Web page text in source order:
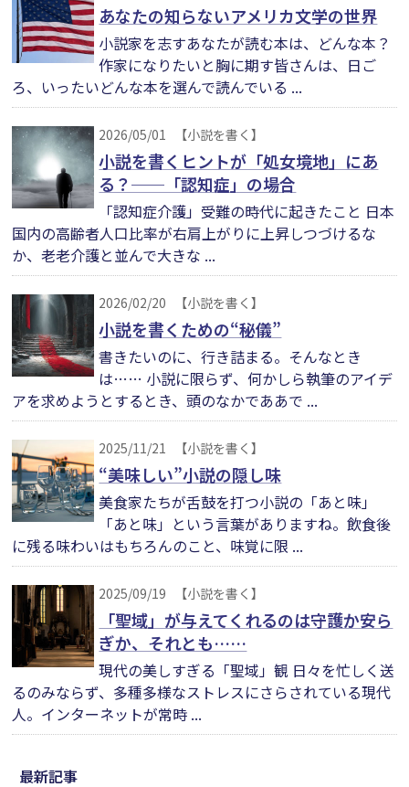
あなたの知らないアメリカ文学の世界
小説家を志すあなたが読む本は、どんな本？
作家になりたいと胸に期す皆さんは、日ご
ろ、いったいどんな本を選んで読んでいる ...
2026/05/01 【小説を書く】
小説を書くヒントが「処女境地」にあ
る？──「認知症」の場合
「認知症介護」受難の時代に起きたこと 日本
国内の高齢者人口比率が右肩上がりに上昇しつづけるな
か、老老介護と並んで大きな ...
2026/02/20 【小説を書く】
小説を書くための“秘儀”
書きたいのに、行き詰まる。そんなとき
は…… 小説に限らず、何かしら執筆のアイデ
アを求めようとするとき、頭のなかでああで ...
2025/11/21 【小説を書く】
“美味しい”小説の隠し味
美食家たちが舌鼓を打つ小説の「あと味」
「あと味」という言葉がありますね。飲食後
に残る味わいはもちろんのこと、味覚に限 ...
2025/09/19 【小説を書く】
「聖域」が与えてくれるのは守護か安ら
ぎか、それとも……
現代の美しすぎる「聖域」観 日々を忙しく送
るのみならず、多種多様なストレスにさらされている現代
人。インターネットが常時 ...
最新記事